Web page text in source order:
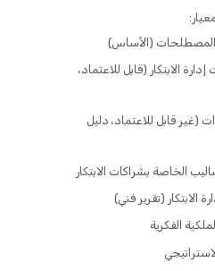
(الأساس)
الابتكار (قابل للاعتماد،
(غير قابل للاعتماد، دليل
الخاصة بشراكات الابتكار
الابتكار (تقرير فني)
الفكرية